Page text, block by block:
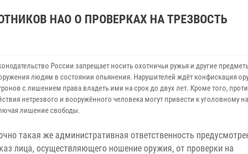
НАО О ПРОВЕРКАХ НА ТРЕЗВОСТЬ
России запрещает носить охотничьи ружья и другие
людям в состоянии опьянения. Нарушителей ждёт конфискация
с лишением права владеть ими на срок до двух лет. Кроме того,
нетрезвого и вооружённого человека могут привести к уголовному
лишение свободы.
такая же административная ответственность
лица, осуществляющего ношение оружия, от проверки на